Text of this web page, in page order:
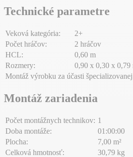
Technické parametre
Veková kategória:
2+
Počet hráčov:
2 hráčov
HCL:
0,60 m
Rozmery:
0,90 x 0,30 x 0,79
Montáž výrobku za účasti
Montáž zariadenia
Počet montážnych technikov: 1
Doba montáže:
01:00:00
Plocha:
7,00 m²
Celková hmotnosť:
30,79 kg